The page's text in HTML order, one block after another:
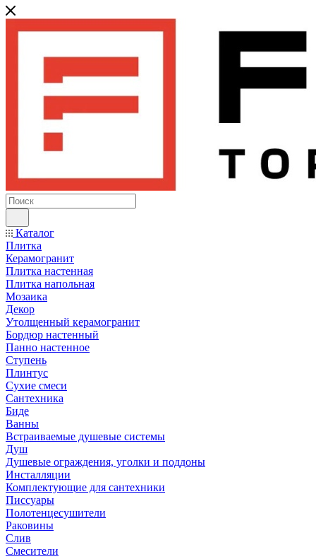
Каталог
Плитка
Керамогранит
Плитка настенная
Плитка напольная
Мозаика
Декор
Утолщенный керамогранит
Бордюр настенный
Панно настенное
Ступень
Плинтус
Сухие смеси
Сантехника
Биде
Ванны
Встраиваемые душевые системы
Душ
Душевые ограждения, уголки и поддоны
Инсталляции
Комплектующие для сантехники
Писсуары
Полотенцесушители
Раковины
Слив
Смесители